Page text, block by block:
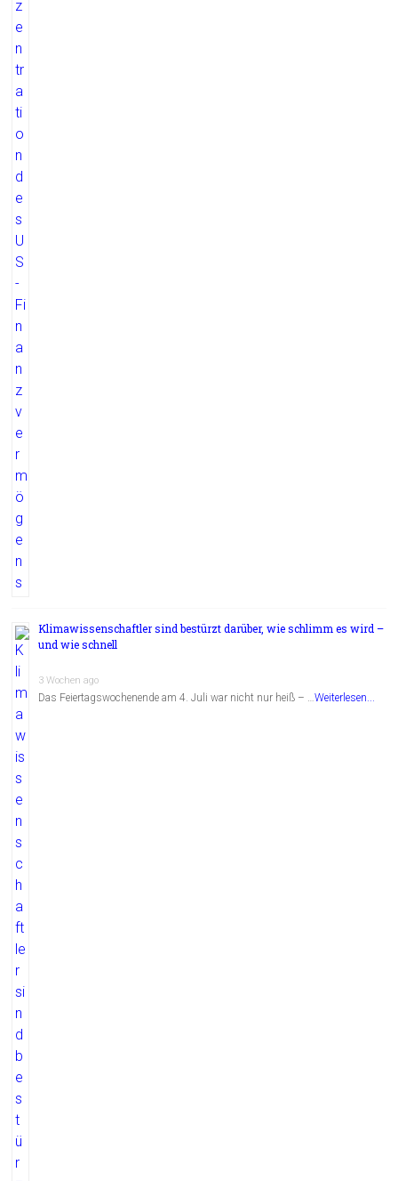
Klimawissenschaftler sind bestürzt darüber, wie schlimm es wird –
und wie schnell
3 Wochen ago
Das Feiertagswochenende am 4. Juli war nicht nur heiß – …Weiterlesen...